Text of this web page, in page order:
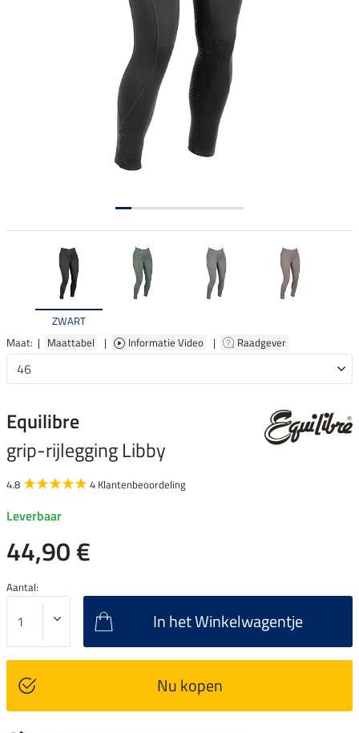
ZWART
Maat: | Maattabel | Informatie Video | Raadgever
Equilibre
grip-rijlegging Libby
4.8 4 Klantenbeoordeling
Leverbaar
44,90 €
Aantal:
In het Winkelwagentje
Nu kopen